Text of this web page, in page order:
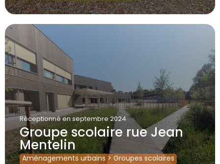
Réceptionnéen septembre 2024
Groupe scolaire rue Jean
Mentelin
Aménagements urbains > Groupes scolaires